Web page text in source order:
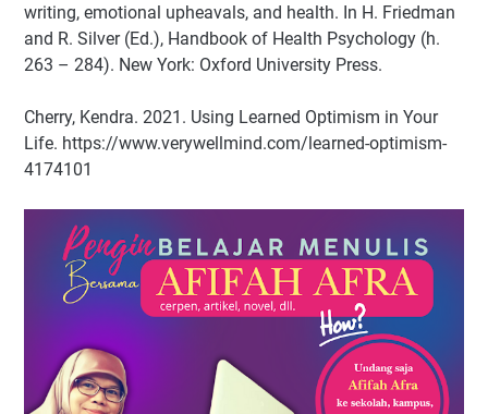
writing, emotional upheavals, and health. In H. Friedman
and R. Silver (Ed.), Handbook of Health Psychology (h.
263 – 284). New York: Oxford University Press.
Cherry, Kendra. 2021. Using Learned Optimism in Your
Life. https://www.verywellmind.com/learned-optimism-
4174101